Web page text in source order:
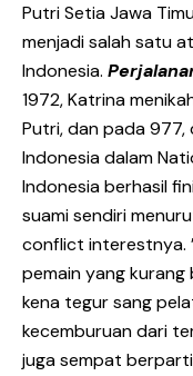
Putri Setia Jawa
menjadi salah satu
Indonesia.
1972, Katrina
Putri, dan pada 977,
Indonesia dalam
Indonesia berhasil
suami sendiri
conflict interestnya.
pemain yang
kena tegur sang
kecemburuan dari
juga sempat